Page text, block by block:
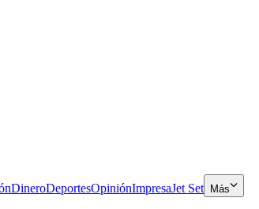
DineroDeportesOpiniónImpresaJet Set Más